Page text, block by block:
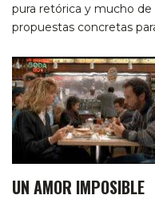
pura retórica y mucho
propuestas concretas
UN AMOR IMPOSIBLE